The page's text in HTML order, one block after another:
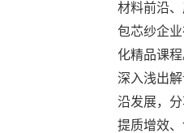
材料前沿
包芯纱企
化精品课
深入浅出
沿发展，
提质增效、